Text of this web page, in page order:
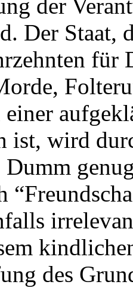
der
Der Staat,
ist, wird
des